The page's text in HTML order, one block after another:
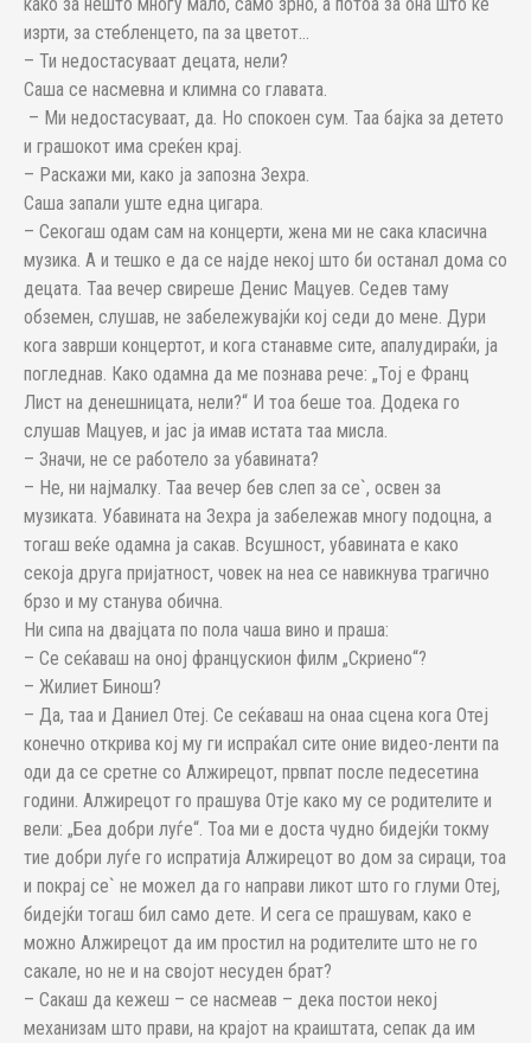
изрти, за стебленцето, па за цветот…
– Ти недостасуваат децата, нели?
Саша се насмевна и климна со главата.
– Ми недостасуваат, да. Но спокоен сум. Таа бајка за детето
и грашокот има среќен крај.
– Раскажи ми, како ја запозна Зехра.
Саша запали уште една цигара.
– Секогаш одам сам на концерти, жена ми не сака класична
музика. А и тешко е да се најде некој што би останал дома со
децата. Таа вечер свиреше Денис Мацуев. Седев таму
обземен, слушав, не забележувајќи кој седи до мене. Дури
кога заврши концертот, и кога станавме сите, апалудираќи, ја
погледнав. Како одамна да ме познава рече: „Тој е Франц
Лист на денешницата, нели?“ И тоа беше тоа. Додека го
слушав Мацуев, и јас ја имав истата таа мисла.
– Значи, не се работело за убавината?
– Не, ни најмалку. Таа вечер бев слеп за се`, освен за
музиката. Убавината на Зехра ја забележав многу подоцна, а
тогаш веќе одамна ја сакав. Всушност, убавината е како
секоја друга пријатност, човек на неа се навикнува трагично
брзо и му станува обична.
Ни сипа на двајцата по пола чаша вино и праша:
– Се сеќаваш на оној францускион филм „Скриено“?
– Жилиет Бинош?
– Да, таа и Даниел Отеј. Се сеќаваш на онаа сцена кога Отеј
конечно открива кој му ги испраќал сите оние видео-ленти па
оди да се сретне со Алжирецот, првпат после педесетина
години. Алжирецот го прашува Отје како му се родителите и
вели: „Беа добри луѓе“. Тоа ми е доста чудно бидејќи токму
тие добри луѓе го испратија Алжирeцот во дом за сираци, тоа
и покрај се` не можел да го направи ликот што го глуми Отеј,
бидејќи тогаш бил само дете. И сега се прашувам, како е
можно Алжирецот да им простил на родителите што не го
сакале, но не и на својот несуден брат?
– Сакаш да кежеш – се насмеав – дека постои некој
механизам што прави, на крајот на краиштата, сепак да им